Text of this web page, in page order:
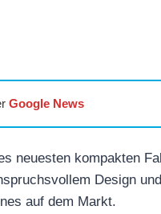
Google News
neuesten kompakten
Design
auf dem Markt.